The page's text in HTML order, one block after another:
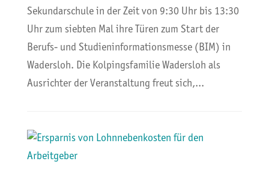
Sekundarschule in der Zeit von 9:30 Uhr bis 13:30
Uhr zum siebten Mal ihre Türen zum Start der
Berufs- und Studieninformationsmesse (BIM) in
Wadersloh. Die Kolpingsfamilie Wadersloh als
Ausrichter der Veranstaltung freut sich,...